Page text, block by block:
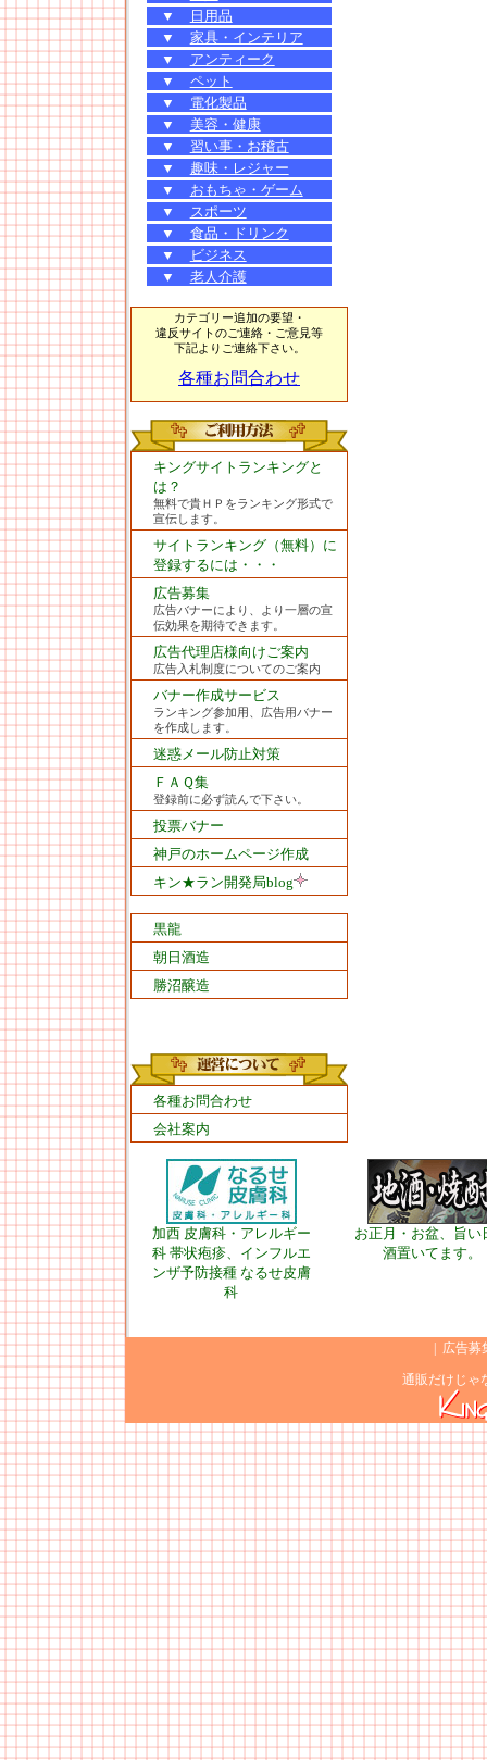
▼
日用品
▼
家具・インテリア
▼
アンティーク
▼
ペット
▼
電化製品
▼
美容・健康
▼
習い事・お稽古
▼
趣味・レジャー
▼
おもちゃ・ゲーム
▼
スポーツ
▼
食品・ドリンク
▼
ビジネス
▼
老人介護
カテゴリー追加の要望・
違反サイトのご連絡・ご意見等
下記よりご連絡下さい。
各種お問合わせ
キングサイトランキングと
は？
無料で貴ＨＰをランキング形式で
宣伝します。
サイトランキング（無料）に
登録するには・・・
広告募集
広告バナーにより、より一層の宣
伝効果を期待できます。
広告代理店様向けご案内
広告入札制度についてのご案内
バナー作成サービス
ランキング参加用、広告用バナー
を作成します。
迷惑メール防止対策
ＦＡＱ集
登録前に必ず読んで下さい。
投票バナー
神戸のホームページ作成
キン★ラン開発局blog
黒龍
朝日酒造
勝沼醸造
各種お問合わせ
会社案内
加西 皮膚科・アレルギー
科 帯状疱疹、インフルエ
ンザ予防接種 なるせ皮膚
科
お正月・お盆、旨い
酒置いてます。
広告募
通販だけじゃ